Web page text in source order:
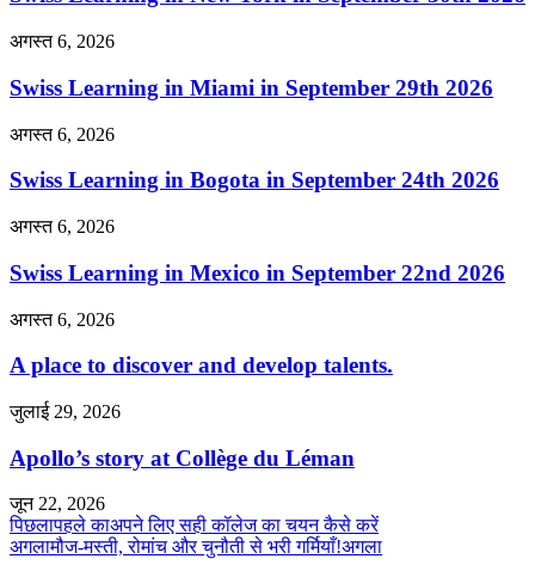
अगस्त 6, 2026
Swiss Learning in Miami in September 29th 2026
अगस्त 6, 2026
Swiss Learning in Bogota in September 24th 2026
अगस्त 6, 2026
Swiss Learning in Mexico in September 22nd 2026
अगस्त 6, 2026
A place to discover and develop talents.
जुलाई 29, 2026
Apollo’s story at Collège du Léman
जून 22, 2026
पिछलापहले काअपने लिए सही कॉलेज का चयन कैसे करें
अगलामौज-मस्ती, रोमांच और चुनौती से भरी गर्मियाँ!अगला